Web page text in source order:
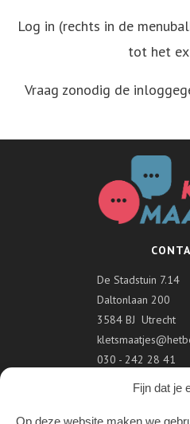
Fijn dat je
Op deze website maken we
Log in (rechts in de
tot het
Vraag zonodig de
De Stadstuin 7.14
Daltonlaan 200
3584 BJ Utrecht
030 - 242 28 41
VOLG